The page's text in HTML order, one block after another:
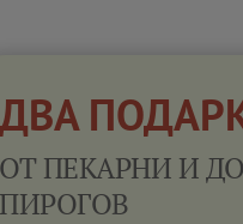
ДВА
ОТ ПЕКАРНИ И
ПИРОГОВ